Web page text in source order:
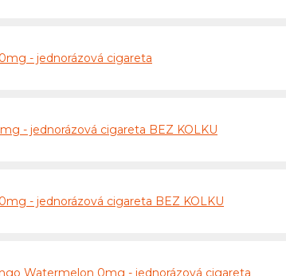
- jednorázová cigareta
- jednorázová cigareta BEZ KOLKU
- jednorázová cigareta BEZ KOLKU
Watermelon 0mg - jednorázová cigareta